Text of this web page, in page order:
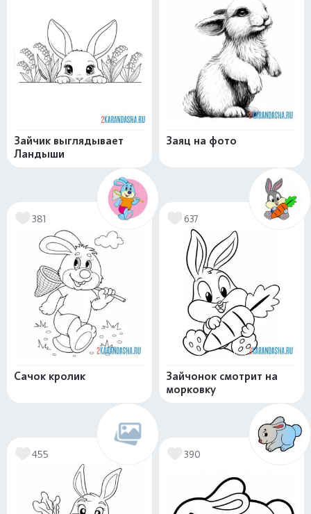
Зайчик выглядывает
Ландыши
Заяц на фото
381
Сачок кролик
637
Зайчонок смотрит на
морковку
455 390